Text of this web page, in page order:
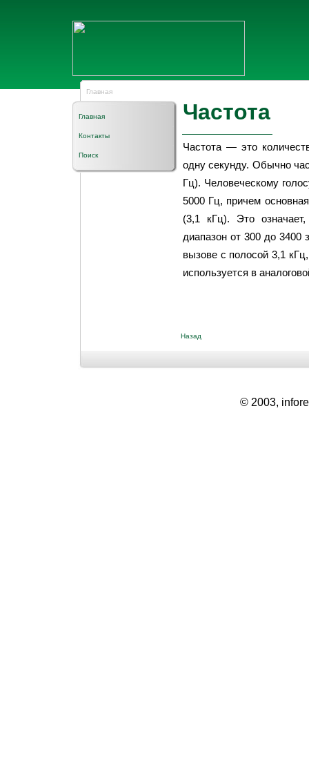
Главная
Главная
Контакты
Поиск
Частота
Частота — это
одну секунду. Обычно
Гц). Человеческому
5000 Гц, причем
(3,1 кГц). Это
диапазон от 300 до 3400
вызове с полосой 3,1
используется в
Назад
© 2003,